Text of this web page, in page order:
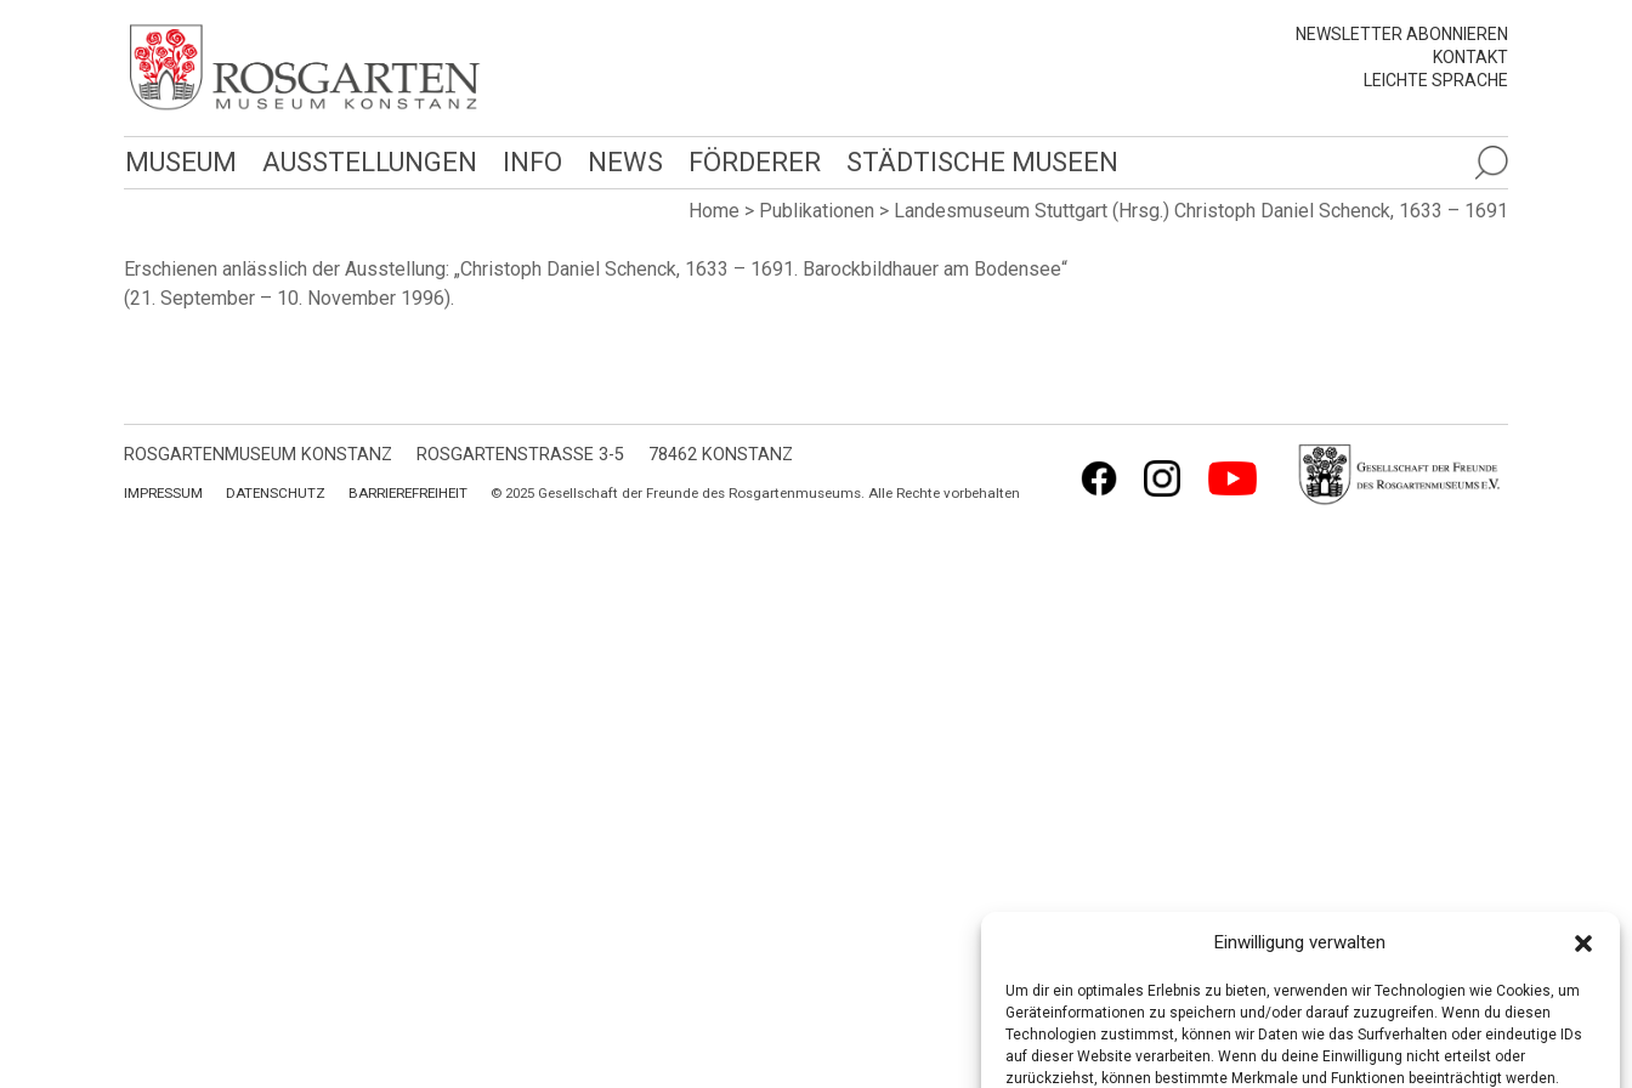
Einwilligung verwalten
Um dir ein optimales Erlebnis zu bieten, verwenden wir Technologien wie Cookies, um
Geräteinformationen zu speichern und/oder darauf zuzugreifen. Wenn du diesen
Technologien zustimmst, können wir Daten wie das Surfverhalten oder eindeutige IDs
auf dieser Website verarbeiten. Wenn du deine Einwilligung nicht erteilst oder
zurückziehst, können bestimmte Merkmale und Funktionen beeinträchtigt werden.
NEWSLETTER ABONNIEREN
KONTAKT
LEICHTE SPRACHE
MUSEUM AUSSTELLUNGEN INFO NEWS FÖRDERER STÄDTISCHE MUSEEN
Home > Publikationen > Landesmuseum Stuttgart (Hrsg.) Christoph Daniel Schenck, 1633 – 1691
Erschienen anlässlich der Ausstellung: „Christoph Daniel Schenck, 1633 – 1691. Barockbildhauer am Bodensee“
(21. September – 10. November 1996).
ROSGARTENMUSEUM KONSTANZ ROSGARTENSTRASSE 3-5 78462 KONSTANZ
IMPRESSUM DATENSCHUTZ BARRIEREFREIHEIT © 2025 Gesellschaft der Freunde des Rosgartenmuseums. Alle Rechte vorbehalten